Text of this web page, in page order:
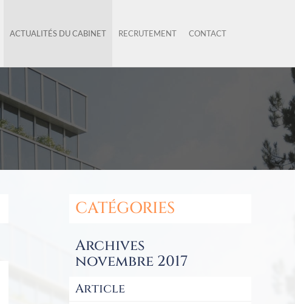
ACTUALITÉS DU CABINET RECRUTEMENT CONTACT
CATÉGORIES
Archives
novembre 2017
Article